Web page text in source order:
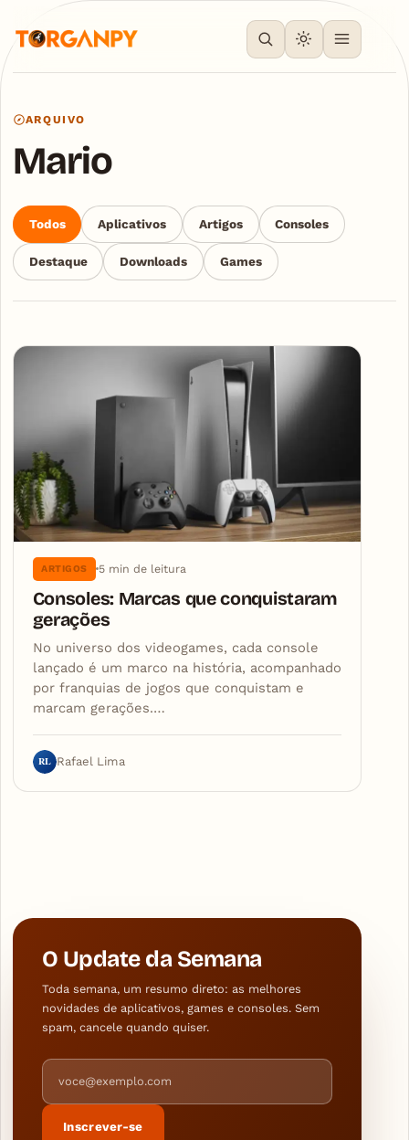
ARQUIVO
Mario
Todos Aplicativos Artigos Consoles
Destaque Downloads Games
Articles
ARTIGOS 5 min de leitura
Consoles: Marcas que conquistaram
gerações
No universo dos videogames, cada console
lançado é um marco na história, acompanhado
por franquias de jogos que conquistam e
marcam gerações.…
RL Rafael Lima
O Update da Semana
Toda semana, um resumo direto: as melhores
novidades de aplicativos, games e consoles. Sem
spam, cancele quando quiser.
Endereço de e-mail
Inscrever-se